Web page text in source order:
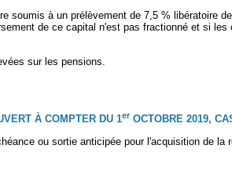
à un prélèvement de 7,5 % libératoire
de ce capital n'est pas fractionné et si
sur les pensions.
À COMPTER DU 1er OCTOBRE 2019,
ou sortie anticipée pour l'acquisition de